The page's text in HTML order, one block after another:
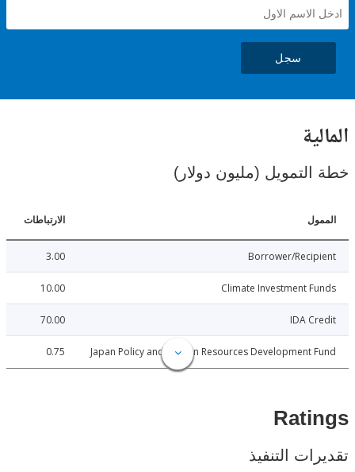
(مليون دولار)
الارتباطات
Borrower/
Climate Investment
IDA
Japan Policy and Human Resources Development
0.75
التنفيذ